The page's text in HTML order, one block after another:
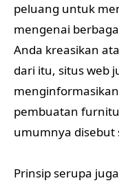
peluang untuk
mengenai
Anda kreasikan
dari itu, situs web
pembuatan
umumnya disebut
Prinsip serupa